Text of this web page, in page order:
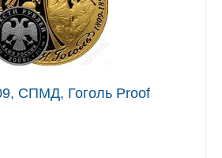
СПМД, Гоголь Proof